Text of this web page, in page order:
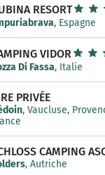
RESORT
, Espagne
VIDOR
Di Fassa, Italie
PRIVÉE
, Vaucluse,
CAMPING
, Autriche